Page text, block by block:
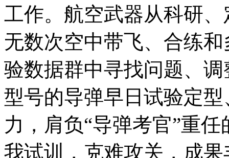
工作。航空武器从科研
无数次空中带飞、合练
验数据群中寻找问题、
型号的导弹早日试验定
力，肩负“导弹考官”重
我试训，克难攻关，成果